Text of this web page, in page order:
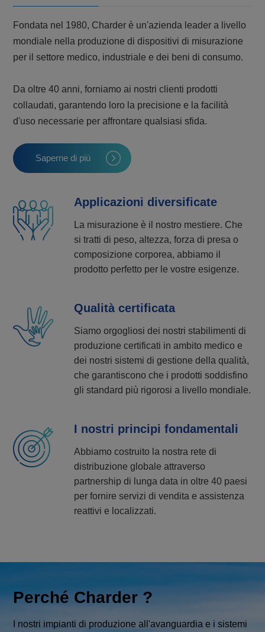
Fondata nel 1980, Charder è un'azienda leader a livello
mondiale nella produzione di dispositivi di misurazione
per il settore medico, industriale e dei beni di consumo.
Da oltre 40 anni, forniamo ai nostri clienti prodotti
collaudati, garantendo loro la precisione e la facilità
d'uso necessarie per affrontare qualsiasi sfida.
Saperne di più
Applicazioni diversificate
La misurazione è il nostro mestiere. Che
si tratti di peso, altezza, forza di presa o
composizione corporea, abbiamo il
prodotto perfetto per le vostre esigenze.
Qualità certificata
Siamo orgogliosi dei nostri stabilimenti di
produzione certificati in ambito medico e
dei nostri sistemi di gestione della qualità,
che garantiscono che i prodotti soddisfino
gli standard più rigorosi a livello mondiale.
I nostri principi fondamentali
Abbiamo costruito la nostra rete di
distribuzione globale attraverso
partnership di lunga data in oltre 40 paesi
per fornire servizi di vendita e assistenza
reattivi e localizzati.
Perché Charder ?
I nostri impianti di produzione all'avanguardia e i sistemi